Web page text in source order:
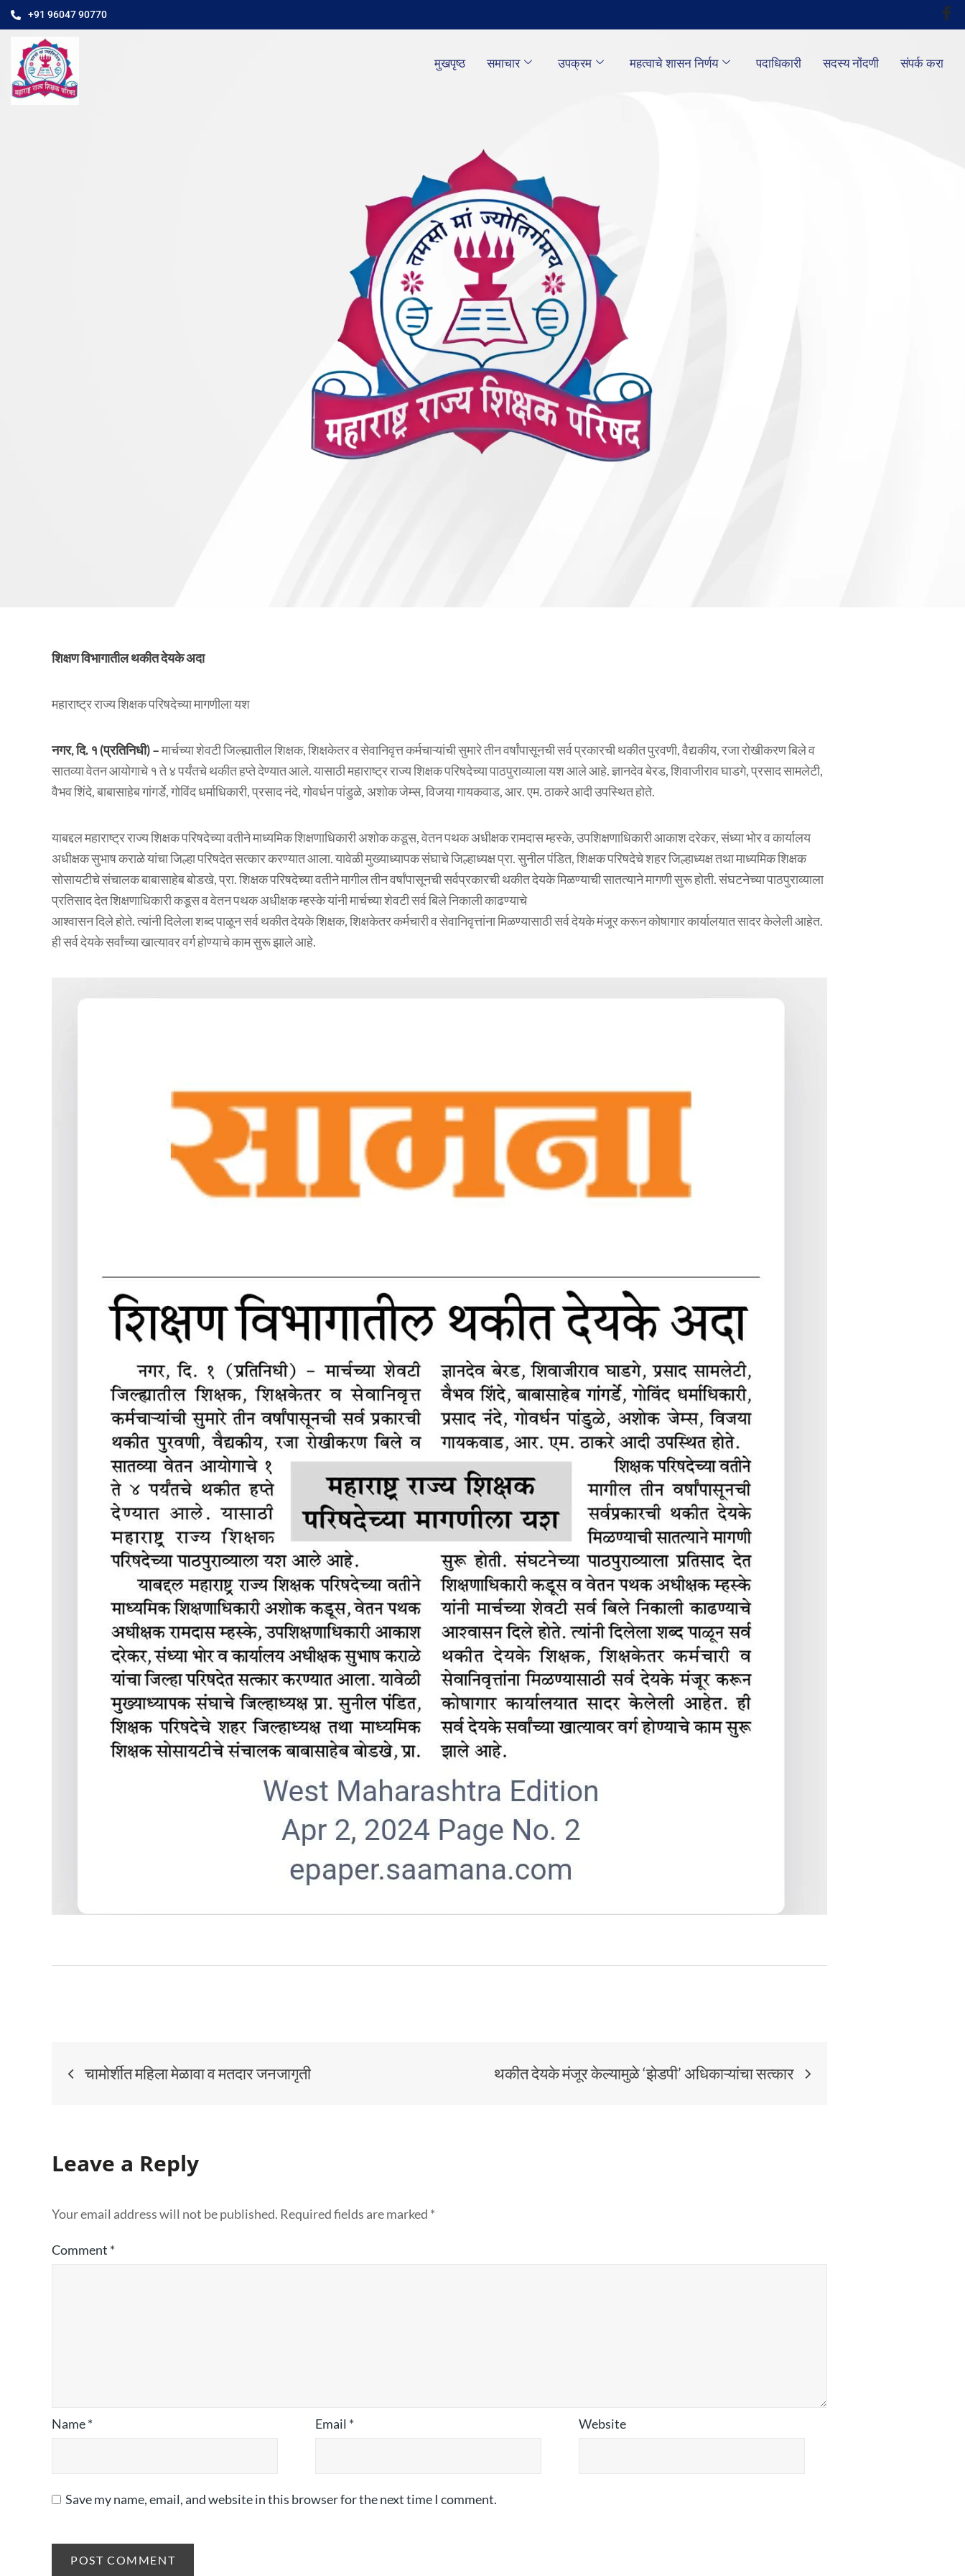
+91 96047 90770
मुखपृष्ठ समाचार उपक्रम महत्वाचे शासन निर्णय पदाधिकारी सदस्य नोंदणी संपर्क करा
शिक्षण विभागातील थकीत देयके अदा
महाराष्ट्र राज्य शिक्षक परिषदेच्या मागणीला यश
नगर, दि. १ (प्रतिनिधी) –मार्चच्या शेवटी जिल्ह्यातील शिक्षक, शिक्षकेतर व सेवानिवृत्त कर्मचाऱ्यांची सुमारे तीन वर्षांपासूनची सर्व प्रकारची थकीत पुरवणी, वैद्यकीय, रजा रोखीकरण बिले व
सातव्या वेतन आयोगाचे १ ते ४ पर्यंतचे थकीत हप्ते देण्यात आले. यासाठी महाराष्ट्र राज्य शिक्षक परिषदेच्या पाठपुराव्याला यश आले आहे. ज्ञानदेव बेरड, शिवाजीराव घाडगे, प्रसाद सामलेटी,
वैभव शिंदे, बाबासाहेब गांगर्डे, गोविंद धर्माधिकारी, प्रसाद नंदे, गोवर्धन पांडुळे, अशोक जेम्स, विजया गायकवाड, आर. एम. ठाकरे आदी उपस्थित होते.
याबद्दल महाराष्ट्र राज्य शिक्षक परिषदेच्या वतीने माध्यमिक शिक्षणाधिकारी अशोक कडूस, वेतन पथक अधीक्षक रामदास म्हस्के, उपशिक्षणाधिकारी आकाश दरेकर, संध्या भोर व कार्यालय
अधीक्षक सुभाष कराळे यांचा जिल्हा परिषदेत सत्कार करण्यात आला. यावेळी मुख्याध्यापक संघाचे जिल्हाध्यक्ष प्रा. सुनील पंडित, शिक्षक परिषदेचे शहर जिल्हाध्यक्ष तथा माध्यमिक शिक्षक
सोसायटीचे संचालक बाबासाहेब बोडखे, प्रा. शिक्षक परिषदेच्या वतीने मागील तीन वर्षांपासूनची सर्वप्रकारची थकीत देयके मिळण्याची सातत्याने मागणी सुरू होती. संघटनेच्या पाठपुराव्याला
प्रतिसाद देत शिक्षणाधिकारी कडूस व वेतन पथक अधीक्षक म्हस्के यांनी मार्चच्या शेवटी सर्व बिले निकाली काढण्याचे
आश्वासन दिले होते. त्यांनी दिलेला शब्द पाळून सर्व थकीत देयके शिक्षक, शिक्षकेतर कर्मचारी व सेवानिवृत्तांना मिळण्यासाठी सर्व देयके मंजूर करून कोषागार कार्यालयात सादर केलेली आहेत.
ही सर्व देयके सर्वांच्या खात्यावर वर्ग होण्याचे काम सुरू झाले आहे.
चामोर्शीत महिला मेळावा व मतदार जनजागृती थकीत देयके मंजूर केल्यामुळे ‘झेडपी’ अधिकाऱ्यांचा सत्कार
Leave a Reply
Your email address will not be published. Required fields are marked *
Comment *
Name* Email * Website
Save my name, email, and website in this browser for the next time I comment.